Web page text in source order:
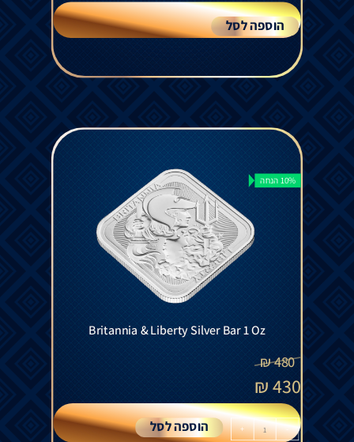
הוספה לסל
10% הנחה
Britannia & Liberty Silver Bar 1 Oz
480
₪
430
₪
-
+ הוספה לסל